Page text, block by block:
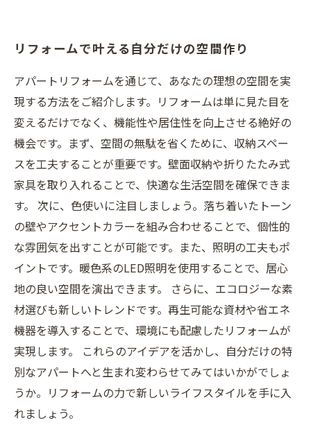
リフォームで叶える自分だけの空間作り
アパートリフォームを通じて、あなたの理想の空間を実
現する方法をご紹介します。リフォームは単に見た目を
変えるだけでなく、機能性や居住性を向上させる絶好の
機会です。まず、空間の無駄を省くために、収納スペー
スを工夫することが重要です。壁面収納や折りたたみ式
家具を取り入れることで、快適な生活空間を確保できま
す。 次に、色使いに注目しましょう。落ち着いたトーン
の壁やアクセントカラーを組み合わせることで、個性的
な雰囲気を出すことが可能です。また、照明の工夫もポ
イントです。暖色系のLED照明を使用することで、居心
地の良い空間を演出できます。 さらに、エコロジーな素
材選びも新しいトレンドです。再生可能な資材や省エネ
機器を導入することで、環境にも配慮したリフォームが
実現します。 これらのアイデアを活かし、自分だけの特
別なアパートへと生まれ変わらせてみてはいかがでしょ
うか。リフォームの力で新しいライフスタイルを手に入
れましょう。